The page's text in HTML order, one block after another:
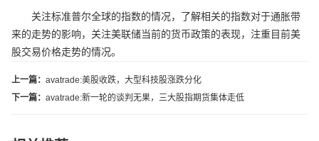
关注标准普尔全球的指数的情况，了解相关的指数对于通胀带
来的走势的影响，关注美联储当前的货币政策的表现，注重目前美
股交易价格走势的情况。
上一篇： avatrade:美股收跌，大型科技股涨跌分化
下一篇： avatrade:新一轮的谈判无果，三大股指期货集体走低